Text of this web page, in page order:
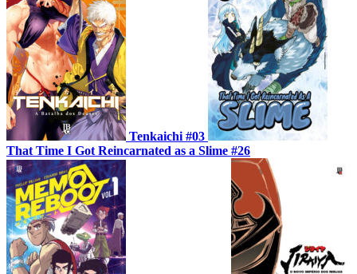
Tenkaichi #03
That Time I Got Reincarnated as a Slime #26